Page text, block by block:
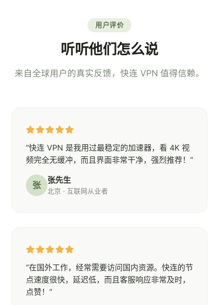
用户评价
听听他们怎么说
来自全球用户的真实反馈，快连 VPN 值得信赖。
“快连 VPN 是我用过最稳定的加速器，看 4K 视
频完全无缓冲，而且界面非常干净，强烈推荐！”
张 张先生
北京 · 互联网从业者
“在国外工作，经常需要访问国内资源。快连的节
点速度很快，延迟低，而且客服响应非常及时，
点赞！”